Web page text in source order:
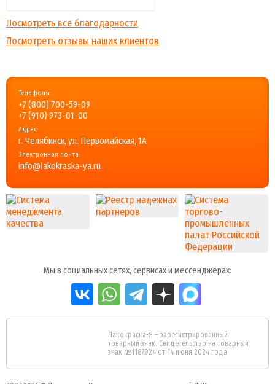
Посмотреть все благодарности
Посмотреть отзывы наших клиентов
Телефоны:
+7 (800) 700-59-09
+7 (910) 973-01-00
Адрес:
г. Челябинск, ул. Первомайская, 1А
Электронная почта:
info@lakokraska-ya.ru
Мы в социальных сетях, сервисах и мессенджерах:
Лакокраска-Я – зарегистрированный
товарный знак. Свидетельство на товарный
знак №1187924 от 14 июня 2024 года